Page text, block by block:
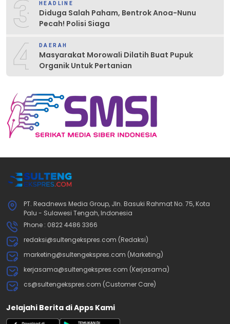
3 HEADLINE
Diduga Salah Paham, Bentrok Anoa-Nunu
Pecah! Polisi Siaga
4 DAERAH
Masyarakat Morowali Dilatih Buat Pupuk
Organik Untuk Pertanian
PT. Readnews Media Group, Jln. Basuki Rahmat No. 75, Kota
Palu - Sulawesi Tengah, Indonesia
Phone : 0822 4486 3366
redaksi@sultengekspres.com (Redaksi)
marketing@sultengekspres.com (Marketing)
kerjasama@sultengekspres.com (Kerjasama)
cs@sultengekspres.com (Customer Care)
Jelajahi Berita di Apps Kami